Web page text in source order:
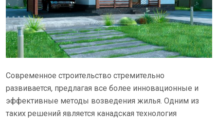
Современное строительство стремительно
развивается, предлагая все более инновационные и
эффективные методы возведения жилья. Одним из
таких решений является канадская технология